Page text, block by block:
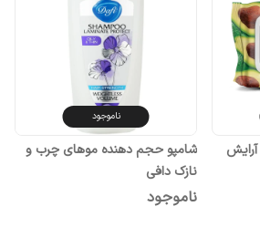
ناموجود
شامپو حجم دهنده موهای چرب و
نازک دافی
ناموجود